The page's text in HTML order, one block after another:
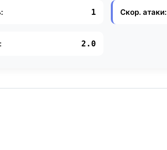
1 Скор. атаки:
2.0